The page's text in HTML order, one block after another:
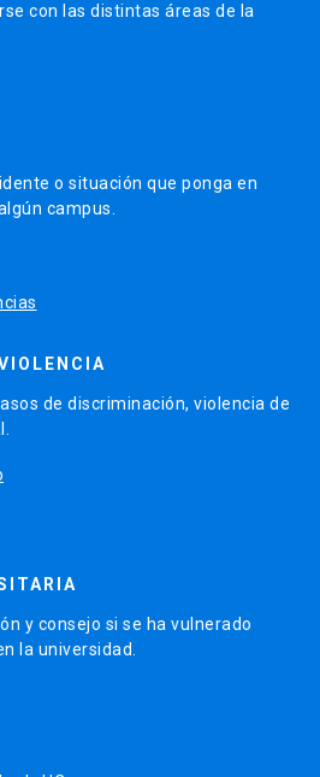
con las distintas áreas de la
o situación que ponga en
campus.
de discriminación, violencia de
y consejo si se ha vulnerado
la universidad.